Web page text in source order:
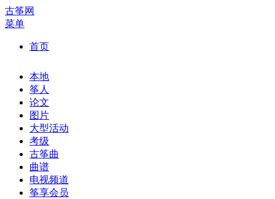
古筝网
菜单
首页
本地
筝人
论文
图片
大型活动
考级
古筝曲
曲谱
电视频道
筝享会员